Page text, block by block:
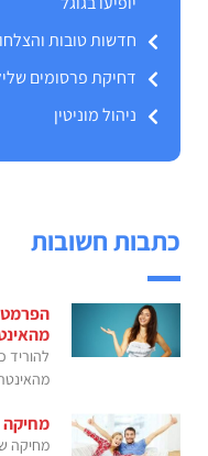
חדשות טובות
דחיקת פרסומים
ניהול מוניטין
כתבות חשובות
להוריד
מחיקה